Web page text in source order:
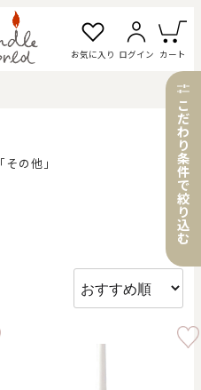
お気に入り ログイン カート
「その他」
こ
だ
わ
り
条
件
で
絞
り
込
む